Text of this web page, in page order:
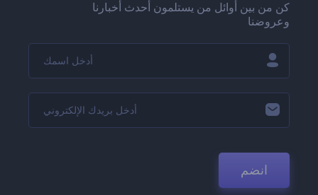
كن من بين أوائل من يستلمون أحدث أخبارنا
وعروضنا
انضم